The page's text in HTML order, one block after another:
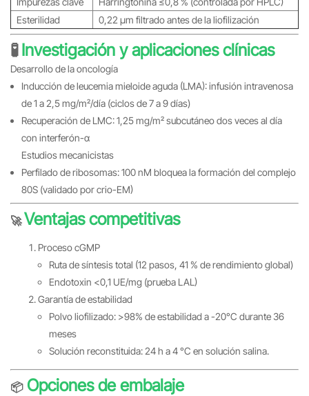
Esterilidad
0,22 μm filtrado antes de la liofilización
🧪Investigación y aplicaciones clínicas
Desarrollo de la oncología
Inducción de leucemia mieloide aguda (LMA): infusión intravenosa
de 1 a 2,5 mg/m²/día (ciclos de 7 a 9 días)
Recuperación de LMC: 1,25 mg/m² subcutáneo dos veces al día
con interferón-α
Estudios mecanicistas
Perfilado de ribosomas: 100 nM bloquea la formación del complejo
80S (validado por crio-EM)
🚀Ventajas competitivas
Proceso cGMP
Ruta de síntesis total (12 pasos, 41 % de rendimiento global)
Endotoxin <0,1 UE/mg (prueba LAL)
Garantía de estabilidad
Polvo liofilizado: >98% de estabilidad a -20°C durante 36
meses
Solución reconstituida: 24 h a 4 °C en solución salina.
📦Opciones de embalaje